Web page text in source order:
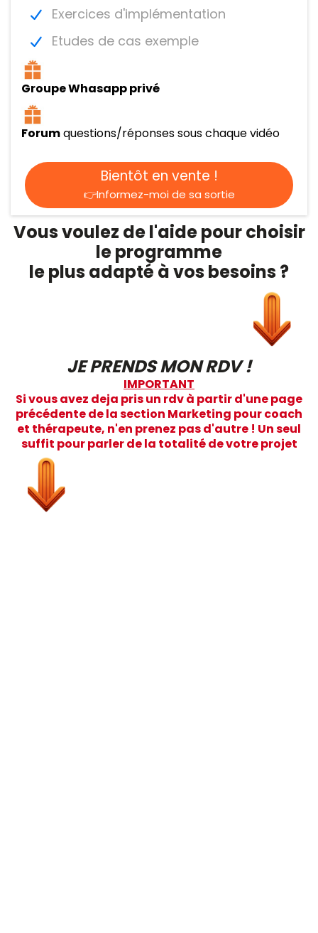
Exercices d'implémentation
Etudes de cas exemple
Groupe Whasapp privé
Forumquestions/réponses sous chaque vidéo
Bientôt en vente !
👉Informez-moi de sa sortie
Vous voulez de l'aide pour choisir
le programme
le plus adapté à vos besoins ?
JE PRENDS MON RDV !
IMPORTANT
Si vous avez deja pris un rdv à partir d'une page
précédente de la section Marketing pour coach
et thérapeute, n'en prenez pas d'autre ! Un seul
suffit pour parler de la totalité de votre projet